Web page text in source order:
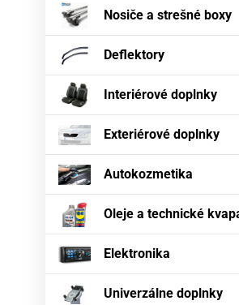
Nosiče a strešné boxy
Deflektory
Interiérové doplnky
Exteriérové doplnky
Autokozmetika
Oleje a technické
Elektronika
Univerzálne doplnky